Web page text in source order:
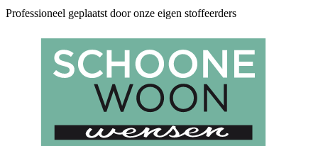
Professioneel geplaatst door onze eigen stoffeerders